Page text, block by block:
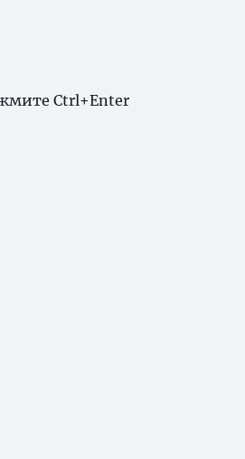
Ctrl+Enter